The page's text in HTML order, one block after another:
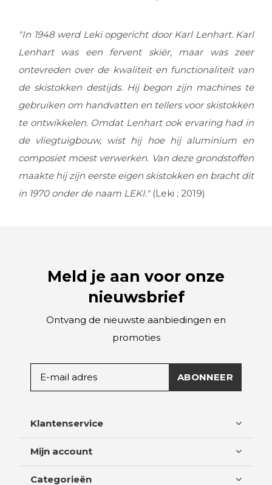
"In 1948 werd Leki opgericht door Karl Lenhart. Karl
Lenhart was een fervent skiër, maar was zeer
ontevreden over de kwaliteit en functionaliteit van
de skistokken destijds. Hij begon zijn machines te
gebruiken om handvatten en tellers voor skistokken
te ontwikkelen. Omdat Lenhart ook ervaring had in
de vliegtuigbouw, wist hij hoe hij aluminium en
composiet moest verwerken. Van deze grondstoffen
maakte hij zijn eerste eigen skistokken en bracht dit
in 1970 onder de naam LEKI." (Leki ; 2019)
Meld je aan voor onze
nieuwsbrief
Ontvang de nieuwste aanbiedingen en
promoties
ABONNEER
Klantenservice
Mijn account
Categorieën